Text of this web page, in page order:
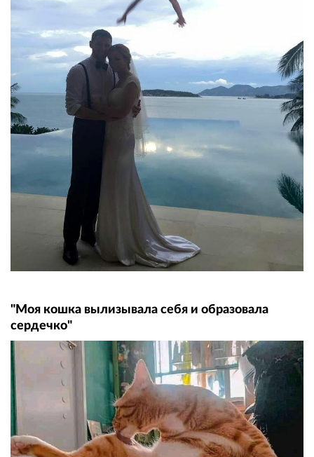
"Моя кошка вылизывала себя и образовала
сердечко"